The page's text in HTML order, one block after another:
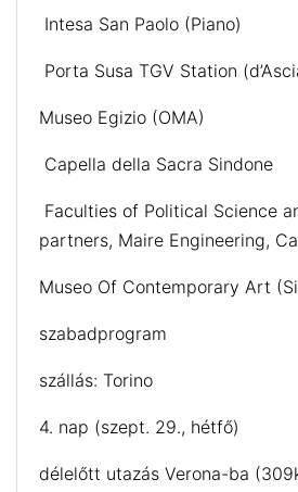
Intesa San Paolo (Piano)
Porta Susa TGV Station
Museo Egizio (OMA)
Capella della Sacra Sindone
Faculties of Political Science
partners, Maire Engineering,
Museo Of Contemporary Art
szabadprogram
szállás: Torino
4. nap (szept. 29., hétfő)
délelőtt utazás Verona-ba